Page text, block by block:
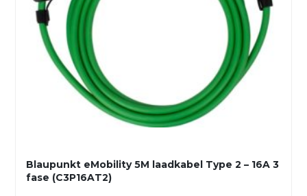
Blaupunkt eMobility 5M laadkabel Type 2 – 16A 3
fase (C3P16AT2)